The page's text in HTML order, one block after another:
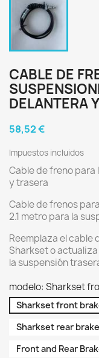
CABLE DE
DELANTERA
58,52 €
Impuestos incluidos
Cable de freno para
y trasera
Cable de frenos
2.1 metro para la
Reemplaza el cable
Sharkset o
la suspensión
modelo: Sharkset
Sharkset front
Sharkset rear
Front and Rear